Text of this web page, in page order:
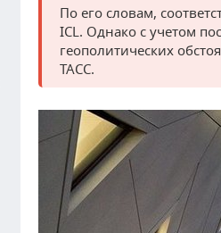
По его словам,
ICL. Однако с учетом
геополитических
ТАСС.